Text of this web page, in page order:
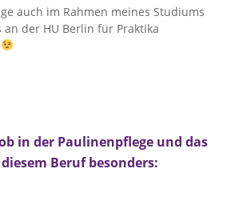
auch im Rahmen meines Studiums
an der HU Berlin für Praktika
in der Paulinenpflege und das
Beruf besonders: